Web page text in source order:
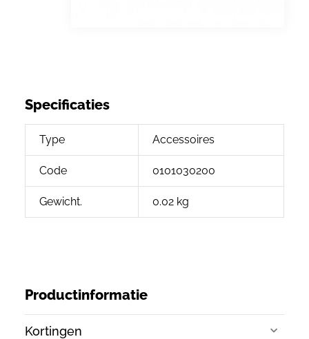
Productinformatie
Kortingen
Specificaties
Type Accessoires
Code 0101030200
Gewicht. 0.02 kg